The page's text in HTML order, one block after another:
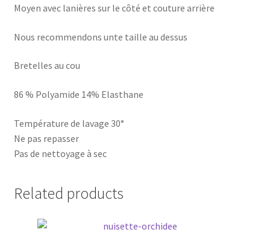
Moyen avec lanières sur le côté et couture arrière
Nous recommendons unte taille au dessus
Bretelles au cou
86 % Polyamide 14% Elasthane
Température de lavage 30°
Ne pas repasser
Pas de nettoyage à sec
Related products